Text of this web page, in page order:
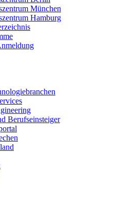
München
Hamburg
Berufseinsteiger